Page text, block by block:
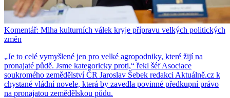
Komentář: Mlha kulturních válek kryje přípravu velkých politických
změn
„Je to celé vymyšlené jen pro velké agropodniky, které žijí na
pronajaté půdě. Jsme kategoricky proti,“ řekl šéf Asociace
soukromého zemědělství ČR Jaroslav Šebek redakci Aktuálně.cz k
chystané vládní novele, která by zavedla povinné předkupní právo
na pronajatou zemědělskou půdu.